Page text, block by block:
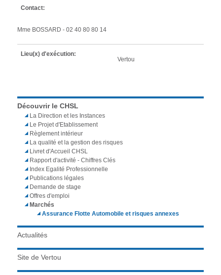
Contact:
Mme BOSSARD - 02 40 80 80 14
Lieu(x) d'exécution:
Vertou
Découvrir le CHSL
La Direction et les Instances
Le Projet d'Etablissement
Règlement intérieur
La qualité et la gestion des risques
Livret d'Accueil CHSL
Rapport d'activité - Chiffres Clés
Index Egalité Professionnelle
Publications légales
Demande de stage
Offres d'emploi
Marchés
Assurance Flotte Automobile et risques annexes
Actualités
Site de Vertou